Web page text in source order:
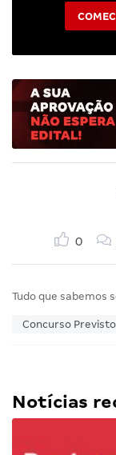
0
Tudo que sabemos
Concurso Previsto
Notícias